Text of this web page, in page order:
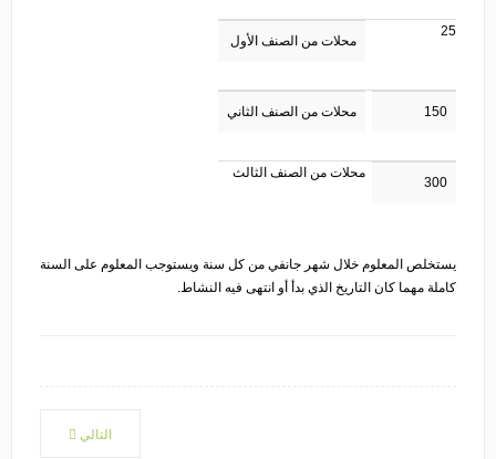
25
محلات من الصنف الأول
150 محلات من الصنف الثاني
300
محلات من الصنف الثالث
يستخلص المعلوم خلال شهر جانفي من كل سنة ويستوجب المعلوم على السنة
كاملة مهما كان التاريخ الذي بدأ أو انتهى فيه النشاط.
التالي